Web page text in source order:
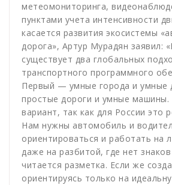
метеомониторинга,
пунктами учета интенсивности
касается развития экосистемы
дорога», Артур Мурадян заявил:
существует два глобальных
транспортного программного
Первый — умные города и умные
простые дороги и умные
вариант, так как для России это
Нам нужны автомобиль и
ориентироваться и работать на
даже на разбитой, где нет
читается разметка. Если же
ориентируясь только на